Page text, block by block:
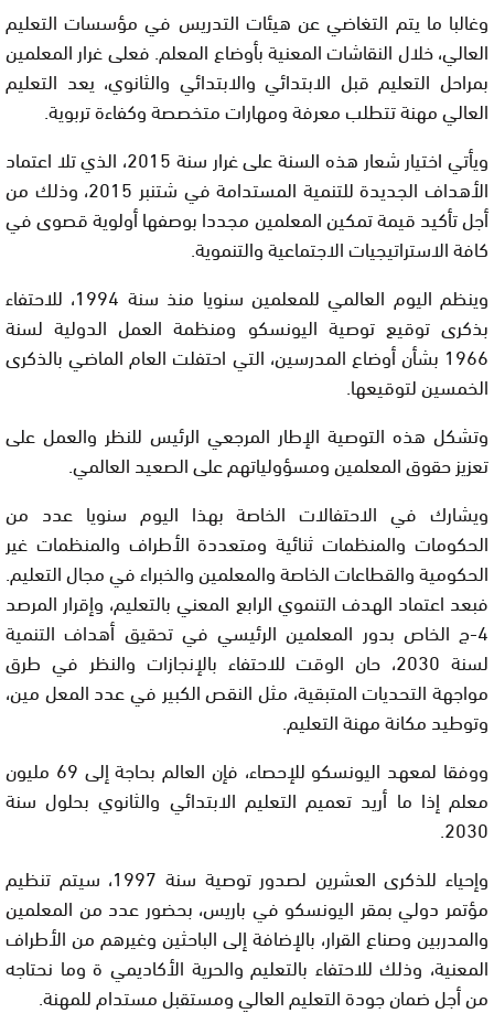
وغالبا ما يتم التغاضي عن هيئات التدريس في مؤسسات التعليم
العالي، خلال النقاشات المعنية بأوضاع المعلم. فعلى غرار المعلمين
بمراحل التعليم قبل الابتدائي والابتدائي والثانوي، يعد التعليم
العالي مهنة تتطلب معرفة ومهارات متخصصة وكفاءة تربوية.
ويأتي اختيار شعار هذه السنة على غرار سنة 2015، الذي تلا اعتماد
الأهداف الجديدة للتنمية المستدامة في شتنبر 2015، وذلك من
أجل تأكيد قيمة تمكين المعلمين مجددا بوصفها أولوية قصوى في
كافة الاستراتيجيات الاجتماعية والتنموية.
وينظم اليوم العالمي للمعلمين سنويا منذ سنة 1994، للاحتفاء
بذكرى توقيع توصية اليونسكو ومنظمة العمل الدولية لسنة
1966 بشأن أوضاع المدرسين، التي احتفلت العام الماضي بالذكرى
الخمسين لتوقيعها.
وتشكل هذه التوصية الإطار المرجعي الرئيس للنظر والعمل على
تعزيز حقوق المعلمين ومسؤولياتهم على الصعيد العالمي.
ويشارك في الاحتفالات الخاصة بهذا اليوم سنويا عدد من
الحكومات والمنظمات ثنائية ومتعددة الأطراف والمنظمات غير
الحكومية والقطاعات الخاصة والمعلمين والخبراء في مجال التعليم.
فبعد اعتماد الهدف التنموي الرابع المعني بالتعليم، وإقرار المرصد
4-ج الخاص بدور المعلمين الرئيسي في تحقيق أهداف التنمية
لسنة 2030، حان الوقت للاحتفاء بالإنجازات والنظر في طرق
مواجهة التحديات المتبقية، مثل النقص الكبير في عدد المعل مين،
وتوطيد مكانة مهنة التعليم.
ووفقا لمعهد اليونسكو للإحصاء، فإن العالم بحاجة إلى 69 مليون
معلم إذا ما أريد تعميم التعليم الابتدائي والثانوي بحلول سنة
2030.
وإحياء للذكرى العشرين لصدور توصية سنة 1997، سيتم تنظيم
مؤتمر دولي بمقر اليونسكو في باريس، بحضور عدد من المعلمين
والمدربين وصناع القرار، بالإضافة إلى الباحثين وغيرهم من الأطراف
المعنية، وذلك للاحتفاء بالتعليم والحرية الأكاديمي ة وما نحتاجه
من أجل ضمان جودة التعليم العالي ومستقبل مستدام للمهنة.